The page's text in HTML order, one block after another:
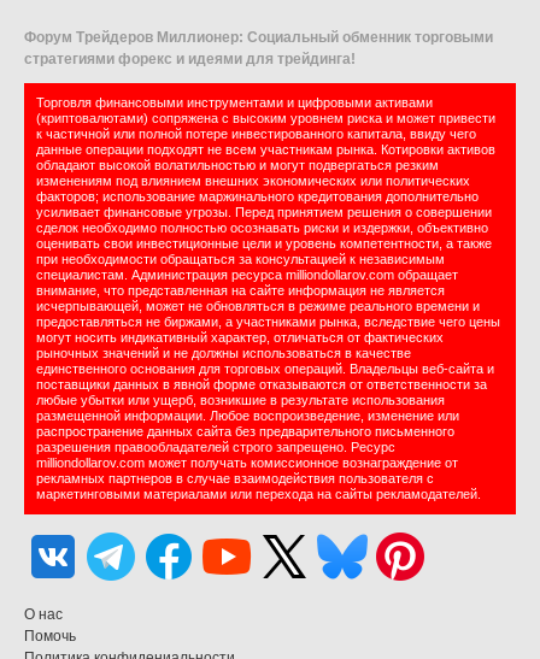
Форум Трейдеров Миллионер: Социальный обменник торговыми
стратегиями форекс и идеями для трейдинга!
Торговля финансовыми инструментами и цифровыми активами
(криптовалютами) сопряжена с высоким уровнем риска и может привести
к частичной или полной потере инвестированного капитала, ввиду чего
данные операции подходят не всем участникам рынка. Котировки активов
обладают высокой волатильностью и могут подвергаться резким
изменениям под влиянием внешних экономических или политических
факторов; использование маржинального кредитования дополнительно
усиливает финансовые угрозы. Перед принятием решения о совершении
сделок необходимо полностью осознавать риски и издержки, объективно
оценивать свои инвестиционные цели и уровень компетентности, а также
при необходимости обращаться за консультацией к независимым
специалистам. Администрация ресурса milliondollarov.com обращает
внимание, что представленная на сайте информация не является
исчерпывающей, может не обновляться в режиме реального времени и
предоставляться не биржами, а участниками рынка, вследствие чего цены
могут носить индикативный характер, отличаться от фактических
рыночных значений и не должны использоваться в качестве
единственного основания для торговых операций. Владельцы веб-сайта и
поставщики данных в явной форме отказываются от ответственности за
любые убытки или ущерб, возникшие в результате использования
размещенной информации. Любое воспроизведение, изменение или
распространение данных сайта без предварительного письменного
разрешения правообладателей строго запрещено. Ресурс
milliondollarov.com может получать комиссионное вознаграждение от
рекламных партнеров в случае взаимодействия пользователя с
маркетинговыми материалами или перехода на сайты рекламодателей.
О нас
Помочь